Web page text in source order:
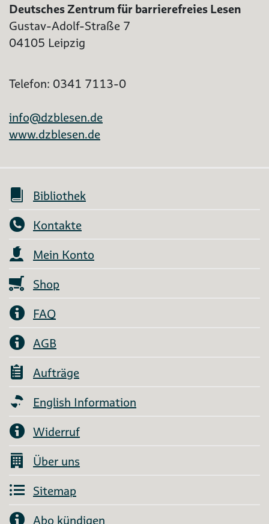
Deutsches Zentrum für barrierefreies Lesen
Gustav-Adolf-Straße 7
04105 Leipzig
Telefon: 0341 7113-0
info@dzblesen.de
www.dzblesen.de
Bibliothek
Kontakte
Mein Konto
Shop
FAQ
AGB
Aufträge
English Information
Widerruf
Über uns
Sitemap
Abo kündigen